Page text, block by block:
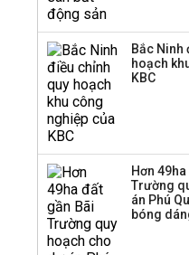
Bắc Ninh
hoạch
KBC
Hơn
Trường
án Phú
bóng